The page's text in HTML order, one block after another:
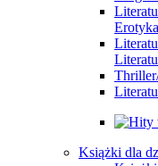
Książki dla